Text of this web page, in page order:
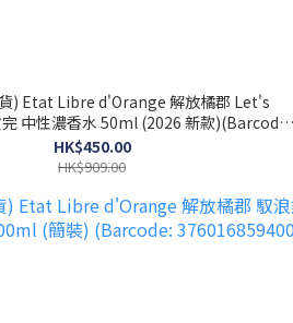
) Etat Libre d'Orange 解放橘郡 Let's
中性濃香水 50ml (2026 新款)(Barcode:
3760168594281)
HK$450.00
HK$909.00